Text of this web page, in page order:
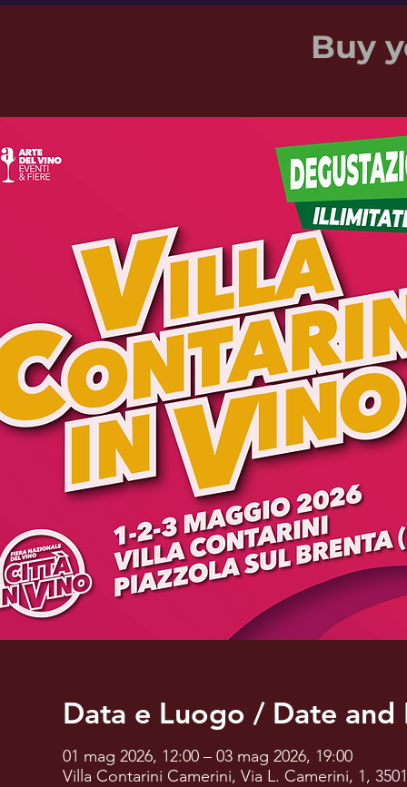
Buy
Data e Luogo / Date and
01 mag 2026, 12:00 – 03 mag 2026, 19:00
Villa Contarini Camerini, Via L. Camerini, 1,